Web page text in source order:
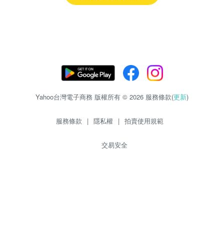
Yahoo台灣電子商務 版權所有 © 2026 服務條款(更新)
服務條款 | 隱私權 | 拍賣使用規範
交易安全